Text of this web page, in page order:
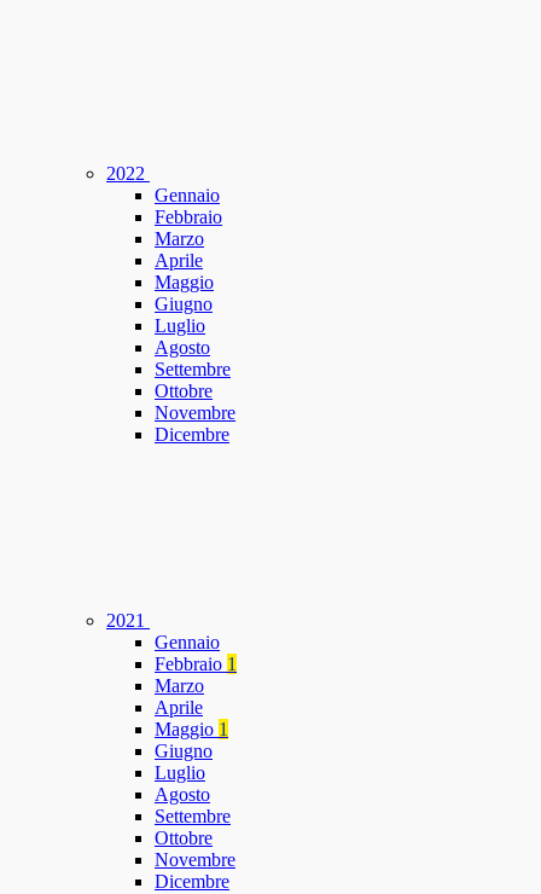
2022
Gennaio
Febbraio
Marzo
Aprile
Maggio
Giugno
Luglio
Agosto
Settembre
Ottobre
Novembre
Dicembre
2021
Gennaio
Febbraio 1
Marzo
Aprile
Maggio 1
Giugno
Luglio
Agosto
Settembre
Ottobre
Novembre
Dicembre